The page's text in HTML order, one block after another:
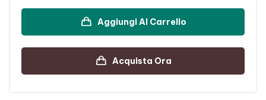
Aggiungi Al Carrello
Acquista Ora